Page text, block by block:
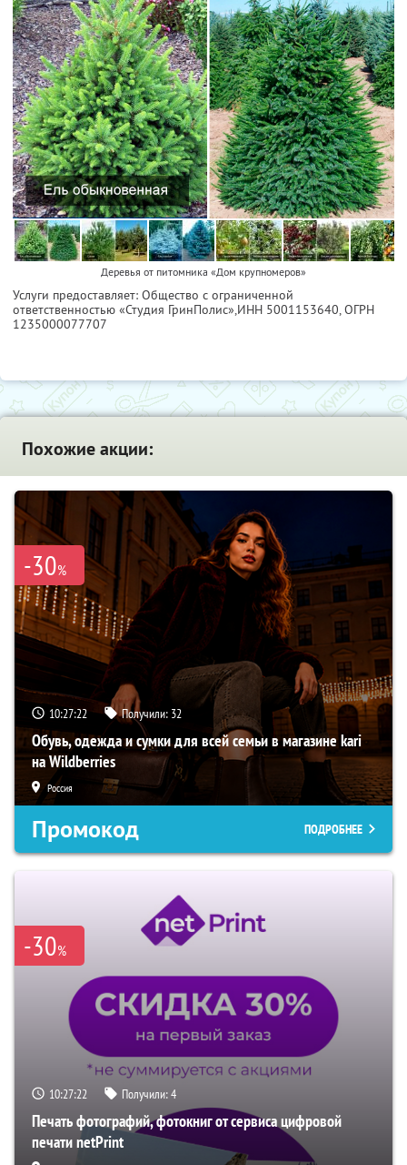
Деревья от питомника «Дом крупномеров»
Услуги предоставляет: Общество с ограниченной
ответственностью «Студия ГринПолис»,ИНН 5001153640, ОГРН
1235000077707
Похожие акции:
-30%
10:27:21 Получили: 32
Обувь, одежда и сумки для всей семьи в магазине kari
на Wildberries
Россия
Промокод ПОДРОБНЕЕ
-30%
10:27:21 Получили:4
Печать фотографий, фотокниг от сервиса цифровой
печати netPrint